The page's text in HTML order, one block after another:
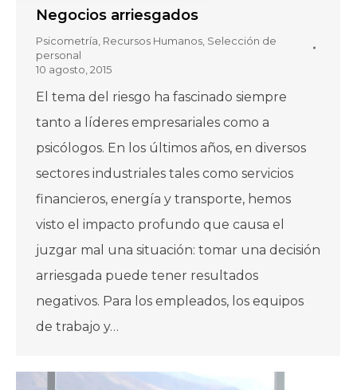
Negocios arriesgados
Psicometría Recursos Humanos Selección de
personal
10 agosto, 2015
El tema del riesgo ha fascinado siempre
tanto a líderes empresariales como a
psicólogos. En los últimos años, en diversos
sectores industriales tales como servicios
financieros, energía y transporte, hemos
visto el impacto profundo que causa el
juzgar mal una situación: tomar una decisión
arriesgada puede tener resultados
negativos. Para los empleados, los equipos
de trabajo y…